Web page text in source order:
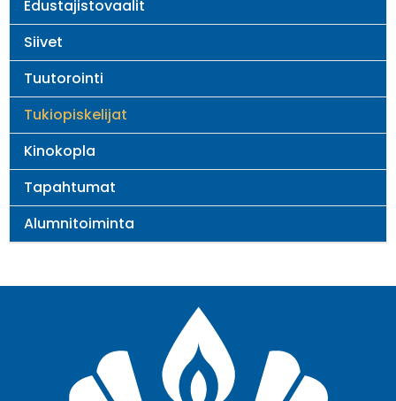
Edustajistovaalit
Siivet
Tuutorointi
Tukiopiskelijat
Kinokopla
Tapahtumat
Alumnitoiminta